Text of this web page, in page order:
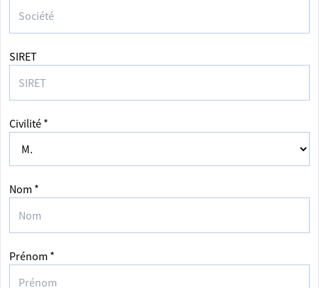
SIRET
Civilité *
Nom *
Prénom *